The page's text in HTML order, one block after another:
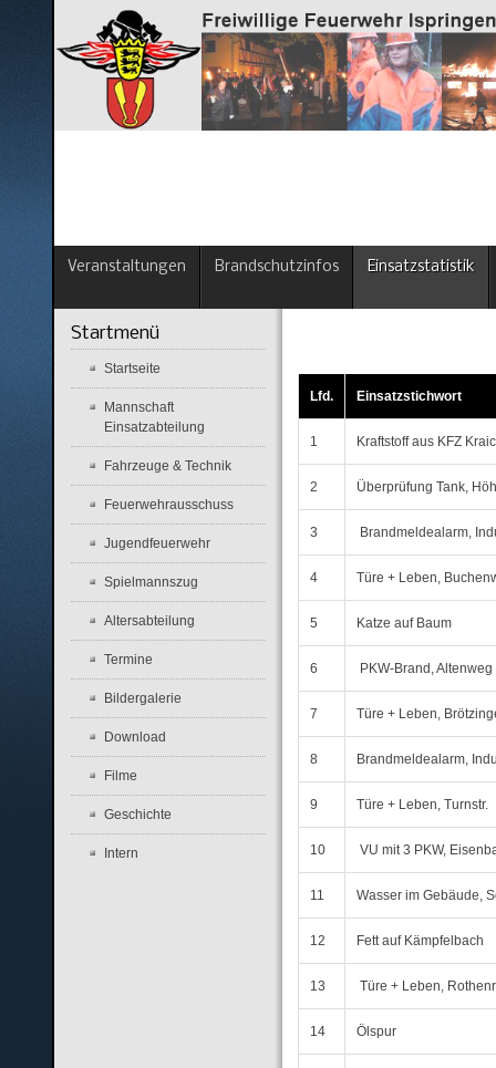
Veranstaltungen Brandschutzinfos Einsatzstatistik
Lfd. Einsatzstichwort
1 Kraftstoff aus KFZ
2 Überprüfung Tank,
3 Brandmeldealarm,
4 Türe + Leben,
5 Katze auf Baum
6 PKW-Brand, Altenweg
7 Türe + Leben,
8 Brandmeldealarm,
9 Türe + Leben, Turnstr.
10 VU mit 3 PKW,
11 Wasser im Gebäude,
12 Fett auf Kämpfelbach
13 Türe + Leben,
14 Ölspur
Startmenü
Startseite
Mannschaft
Einsatzabteilung
Fahrzeuge & Technik
Feuerwehrausschuss
Jugendfeuerwehr
Spielmannszug
Altersabteilung
Termine
Bildergalerie
Download
Filme
Geschichte
Intern